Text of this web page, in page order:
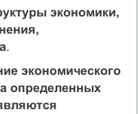
экономи­ки,
.
экономического
определенных